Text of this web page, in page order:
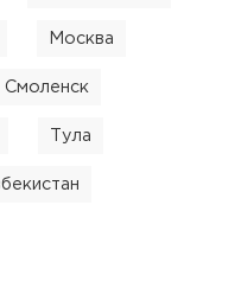
Москва
Смоленск
Тула